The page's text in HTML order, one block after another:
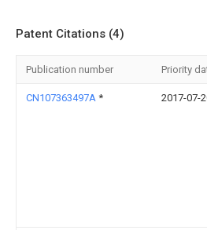
Patent Citations (4)
Publication number Priority
CN107363497A * 2017-07-